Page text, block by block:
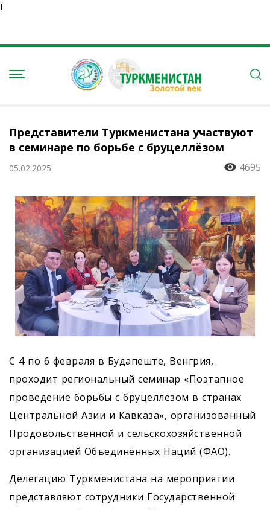
Ï
Представители Туркменистана участвуют
в семинаре по борьбе с бруцеллёзом
05.02.2025 4695
С 4 по 6 февраля в Будапеште, Венгрия,
проходит региональный семинар «Поэтапное
проведение борьбы с бруцеллёзом в странах
Центральной Азии и Кавказа», организованный
Продовольственной и сельскохозяйственной
организацией Объединённых Наций (ФАО).
Делегацию Туркменистана на мероприятии
представляют сотрудники Государственной